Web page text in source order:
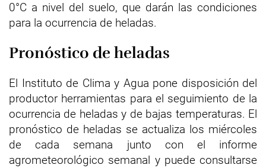
0°C a nivel del suelo, que darán las condiciones
para la ocurrencia de heladas.
Pronóstico de heladas
El Instituto de Clima y Agua pone disposición del
productor herramientas para el seguimiento de la
ocurrencia de heladas y de bajas temperaturas. El
pronóstico de heladas se actualiza los miércoles
de cada semana junto con el informe
agrometeorológico semanal y puede consultarse